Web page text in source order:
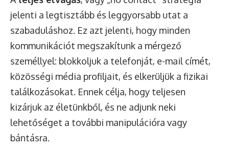
jelenti a legtisztább és leggyorsabb utat a
szabaduláshoz. Ez azt jelenti, hogy minden
kommunikációt megszakítunk a mérgező
személlyel: blokkoljuk a telefonját, e-mail címét,
közösségi média profiljait, és elkerüljük a fizikai
találkozásokat. Ennek célja, hogy teljesen
kizárjuk az életünkből, és ne adjunk neki
lehetőséget a további manipulációra vagy
bántásra.